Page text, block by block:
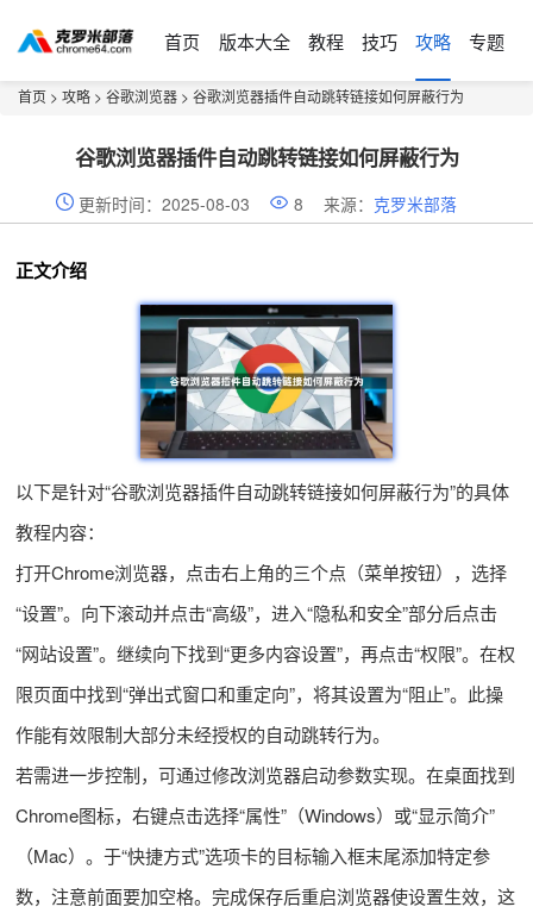
首页 版本大全 教程 技巧 攻略 专题
首页 > 攻略 > 谷歌浏览器 > 谷歌浏览器插件自动跳转链接如何屏蔽行为
谷歌浏览器插件自动跳转链接如何屏蔽行为
更新时间：2025-08-03 8 来源： 克罗米部落
正文介绍
以下是针对“谷歌浏览器插件自动跳转链接如何屏蔽行为”的具体
教程内容：
打开Chrome浏览器，点击右上角的三个点（菜单按钮），选择
“设置”。向下滚动并点击“高级”，进入“隐私和安全”部分后点击
“网站设置”。继续向下找到“更多内容设置”，再点击“权限”。在权
限页面中找到“弹出式窗口和重定向”，将其设置为“阻止”。此操
作能有效限制大部分未经授权的自动跳转行为。
若需进一步控制，可通过修改浏览器启动参数实现。在桌面找到
Chrome图标，右键点击选择“属性”（Windows）或“显示简介”
（Mac）。于“快捷方式”选项卡的目标输入框末尾添加特定参
数，注意前面要加空格。完成保存后重启浏览器使设置生效，这